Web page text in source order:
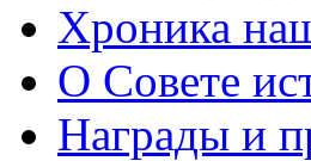
Хроника
О Совете
Награды и